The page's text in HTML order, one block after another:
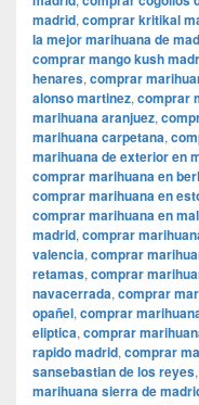
madrid, comprar kritikal
la mejor marihuana de
comprar mango kush
henares, comprar
alonso martinez, comprar
marihuana aranjuez,
marihuana carpetana,
marihuana de exterior en
comprar marihuana en
comprar marihuana en
comprar marihuana en
madrid, comprar
valencia, comprar
retamas, comprar
navacerrada, comprar
opañel, comprar
eliptica, comprar
rapido madrid, comprar
sansebastian de los reyes,
marihuana sierra de